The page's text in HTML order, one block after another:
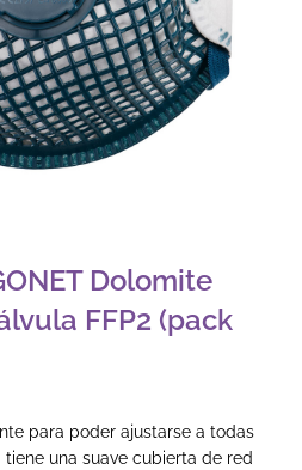
Dolomite
FFP2 (pack
para poder ajustarse a todas
una suave cubierta de red